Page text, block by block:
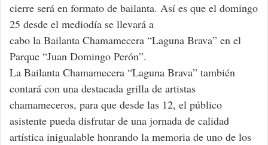
cierre será en formato de bailanta. Así es que el domingo
25 desde el mediodía se llevará a
cabo la Bailanta Chamamecera “Laguna Brava” en el
Parque “Juan Domingo Perón”.
La Bailanta Chamamecera “Laguna Brava” también
contará con una destacada grilla de artistas
chamameceros, para que desde las 12, el público
asistente pueda disfrutar de una jornada de calidad
artística inigualable honrando la memoria de uno de los